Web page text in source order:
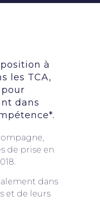
à
les TCA,
dans
de prise en
dans
et de leurs